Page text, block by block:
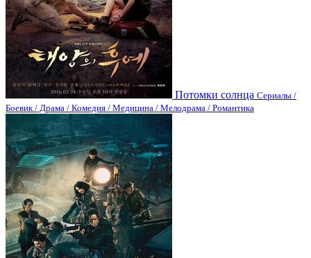
Потомки солнца Сериалы /
Боевик / Драма / Комедия / Медицина / Мелодрама / Романтика